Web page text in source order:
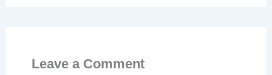
Leave a Comment